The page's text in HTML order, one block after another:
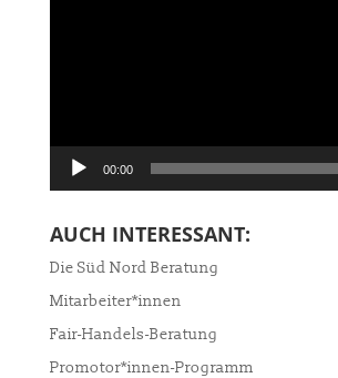
00:00
AUCH INTERESSANT:
Die Süd Nord Beratung
Mitarbeiter*innen
Fair-Handels-Beratung
Promotor*innen-Programm